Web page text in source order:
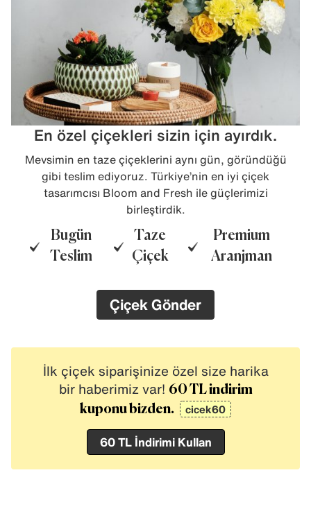
En özel çiçekleri sizin için ayırdık.
Mevsimin en taze çiçeklerini aynı gün, göründüğü
gibi teslim ediyoruz. Türkiye’nin en iyi çiçek
tasarımcısı Bloom and Fresh ile güçlerimizi
birleştirdik.
Bugün
Teslim
Taze
Çiçek
Premium
Aranjman
Çiçek Gönder
İlk çiçek siparişinize özel size harika
bir haberimiz var! 60 TL indirim
kuponu bizden.
cicek60
60 TL İndirimi Kullan